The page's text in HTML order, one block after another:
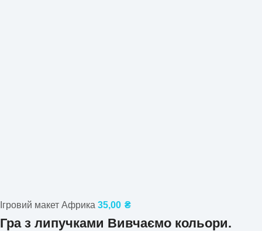
Ігровий макет Африка 35,00 ₴
Гра з липучками Вивчаємо кольори.